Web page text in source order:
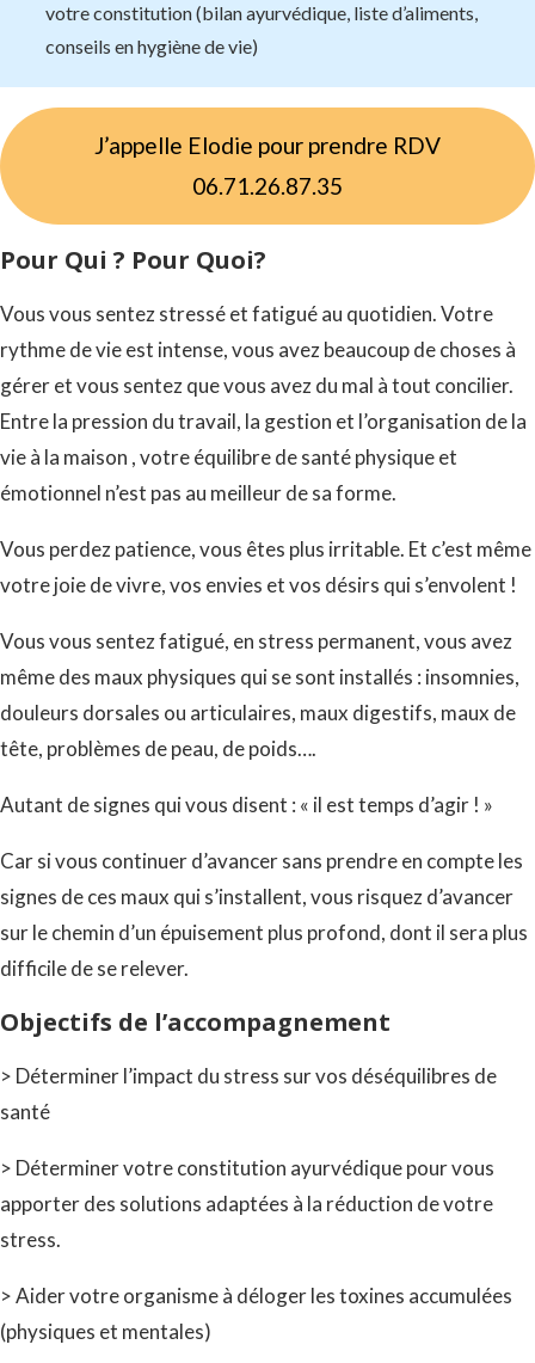
votre constitution (bilan ayurvédique, liste d’aliments,
conseils en hygiène de vie)
J’appelle Elodie pour prendre RDV
06.71.26.87.35
Pour Qui ? Pour Quoi?
Vous vous sentez stressé et fatigué au quotidien. Votre
rythme de vie est intense, vous avez beaucoup de choses à
gérer et vous sentez que vous avez du mal à tout concilier.
Entre la pression du travail, la gestion et l’organisation de la
vie à la maison , votre équilibre de santé physique et
émotionnel n’est pas au meilleur de sa forme.
Vous perdez patience, vous êtes plus irritable. Et c’est même
votre joie de vivre, vos envies et vos désirs qui s’envolent !
Vous vous sentez fatigué, en stress permanent, vous avez
même des maux physiques qui se sont installés : insomnies,
douleurs dorsales ou articulaires, maux digestifs, maux de
tête, problèmes de peau, de poids….
Autant de signes qui vous disent : « il est temps d’agir ! »
Car si vous continuer d’avancer sans prendre en compte les
signes de ces maux qui s’installent, vous risquez d’avancer
sur le chemin d’un épuisement plus profond, dont il sera plus
difficile de se relever.
Objectifs de l’accompagnement
> Déterminer l’impact du stress sur vos déséquilibres de
santé
> Déterminer votre constitution ayurvédique pour vous
apporter des solutions adaptées à la réduction de votre
stress.
> Aider votre organisme à déloger les toxines accumulées
(physiques et mentales)